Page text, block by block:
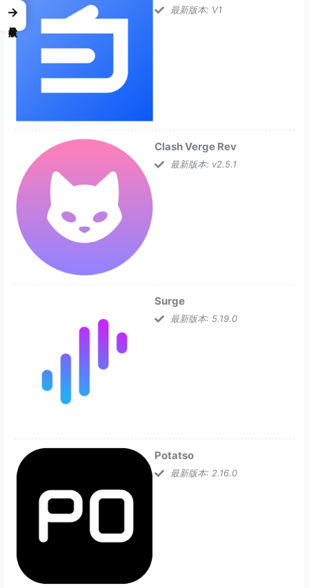
最新版本: V1
Clash Verge Rev
最新版本: v2.5.1
Surge
最新版本: 5.19.0
Potatso
最新版本: 2.16.0
→